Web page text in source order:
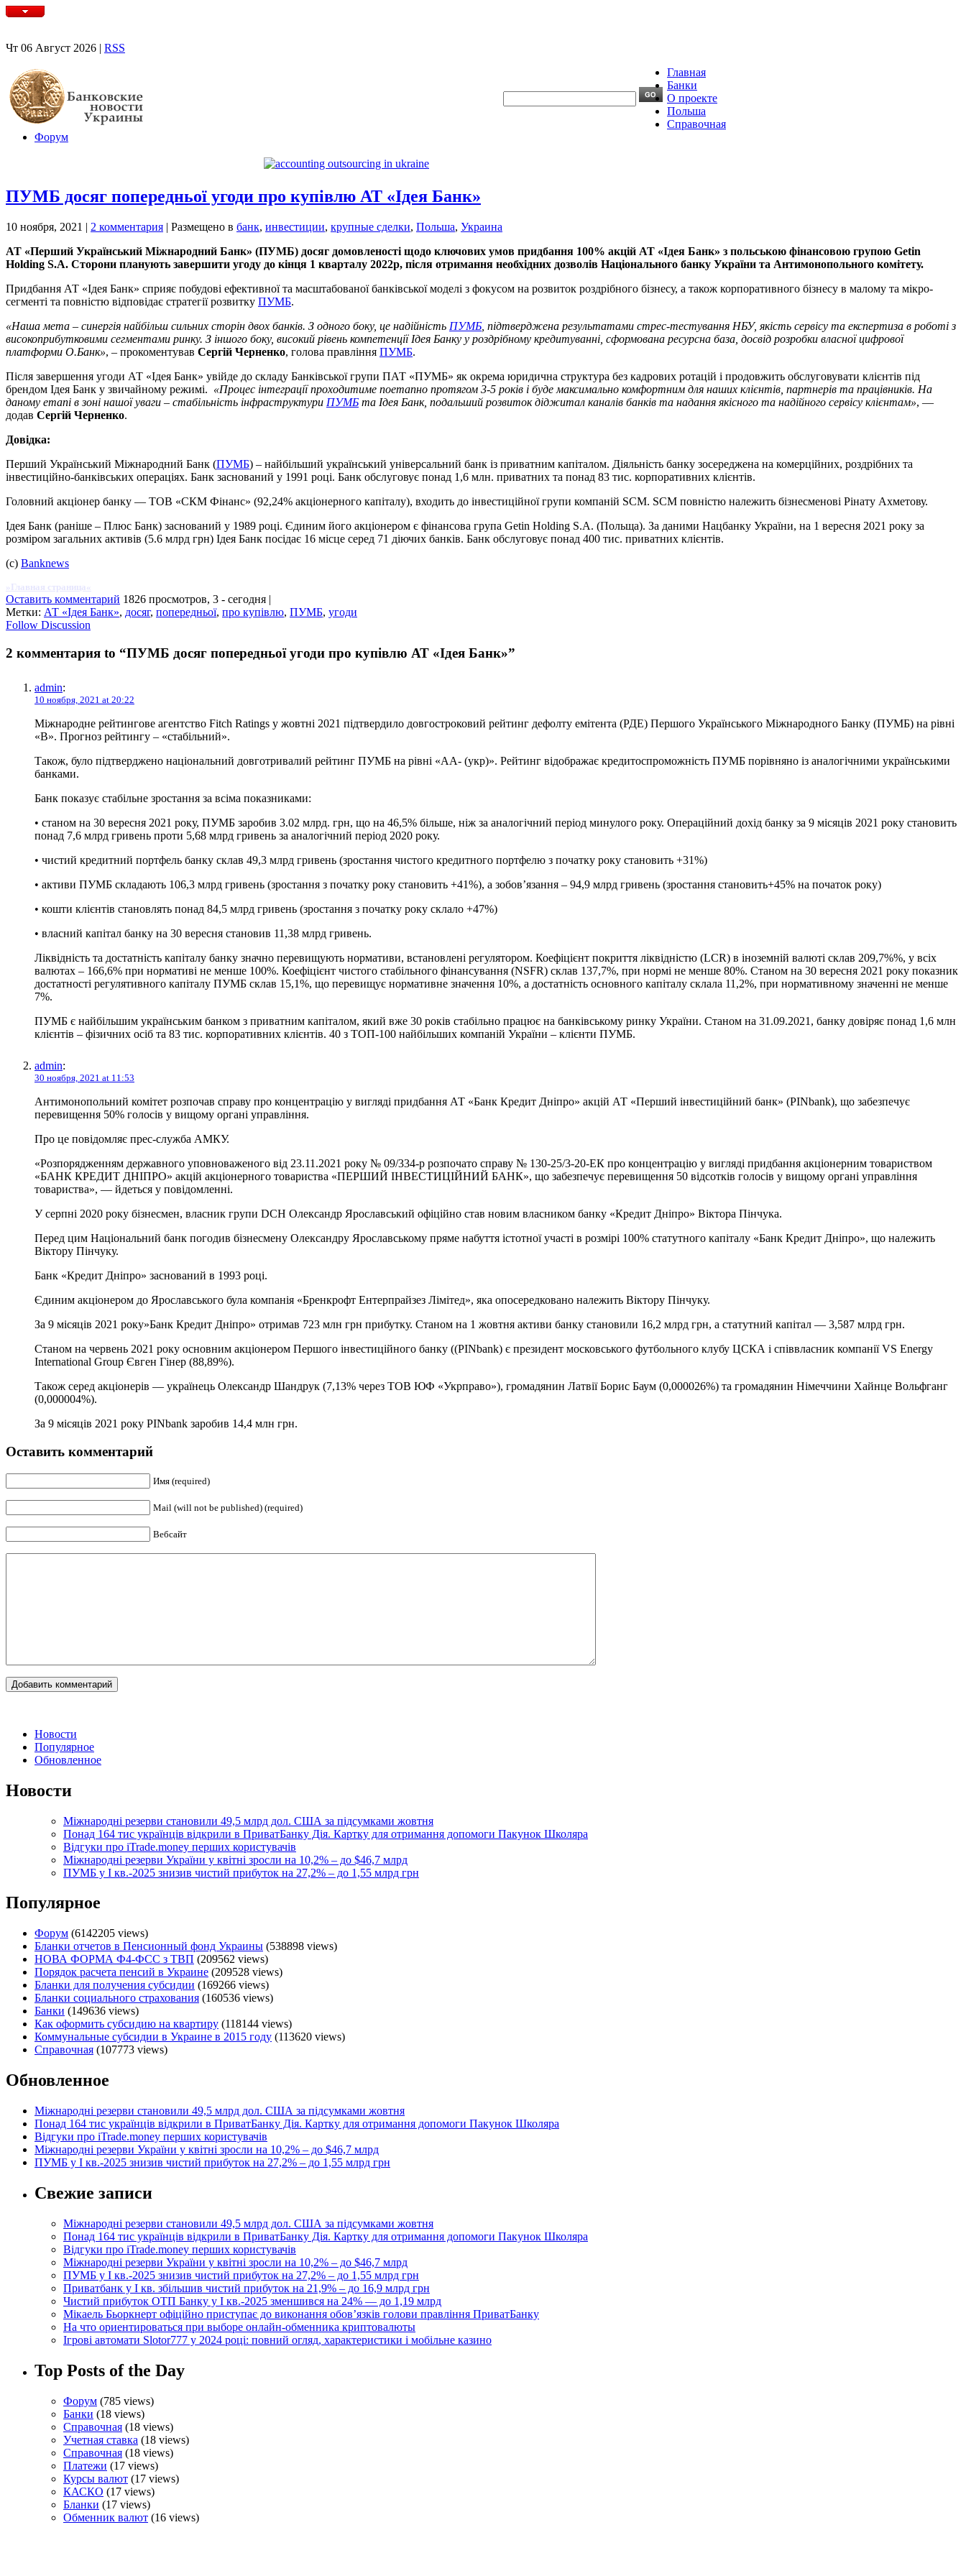
Чт 06 Август 2026 | RSS
Главная
Банки
О проекте
Польша
Справочная
Форум
ПУМБ досяг попередньої угоди про купівлю АТ «Ідея Банк»
10 ноября, 2021 | 2 комментария | Размещено в банк, инвестиции, крупные сделки, Польша, Украина
АТ «Перший Український Міжнародний Банк» (ПУМБ) досяг домовленості щодо ключових умов придбання 100% акцій АТ «Ідея Банк» з польською фінансовою групою Getin
Holding S.A. Сторони планують завершити угоду до кінця 1 кварталу 2022р, після отримання необхідних дозволів Національного банку України та Антимонопольного комітету.
Придбання АТ «Ідея Банк» сприяє побудові ефективної та масштабованої банківської моделі з фокусом на розвиток роздрібного бізнесу, а також корпоративного бізнесу в малому та мікро-
сегменті та повністю відповідає стратегії розвитку ПУМБ.
«Наша мета – синергія найбільш сильних сторін двох банків. З одного боку, це надійність ПУМБ , підтверджена результатами стрес-тестування НБУ, якість сервісу та експертиза в роботі з
високоприбутковими сегментами ринку. З іншого боку, високий рівень компетенції Ідея Банку у роздрібному кредитуванні, сформована ресурсна база, досвід розробки власної цифрової
платформи О.Банк», – прокоментував Сергій Черненко, голова правління ПУМБ.
Після завершення угоди АТ «Ідея Банк» увійде до складу Банківської групи ПАТ «ПУМБ» як окрема юридична структура без кадрових ротацій і продовжить обслуговувати клієнтів під
брендом Ідея Банк у звичайному режимі. «Процес інтеграції проходитиме поетапно протягом 3-5 років і буде максимально комфортним для наших клієнтів, партнерів та працівників. На
даному етапі в зоні нашої уваги – стабільність інфраструктури ПУМБ та Ідея Банк, подальший розвиток діджитал каналів банків та надання якісного та надійного сервісу клієнтам», —
додав Сергій Черненко.
Довідка:
Перший Український Міжнародний Банк (ПУМБ) – найбільший український універсальний банк із приватним капіталом. Діяльність банку зосереджена на комерційних, роздрібних та
інвестиційно-банківських операціях. Банк заснований у 1991 році. Банк обслуговує понад 1,6 млн. приватних та понад 83 тис. корпоративних клієнтів.
Головний акціонер банку — ТОВ «СКМ Фінанс» (92,24% акціонерного капіталу), входить до інвестиційної групи компаній SCM. SCM повністю належить бізнесменові Рінату Ахметову.
Ідея Банк (раніше – Плюс Банк) заснований у 1989 році. Єдиним його акціонером є фінансова група Getin Holding S.A. (Польща). За даними Нацбанку України, на 1 вересня 2021 року за
розміром загальних активів (5.6 млрд грн) Ідея Банк посідає 16 місце серед 71 діючих банків. Банк обслуговує понад 400 тис. приватних клієнтів.
(c) Banknews
»Главная страница«
Оставить комментарий 1826 просмотров, 3 - сегодня |
Метки: АТ «Ідея Банк», досяг, попередньої, про купівлю, ПУМБ, угоди
Follow Discussion
2 комментария to “ПУМБ досяг попередньої угоди про купівлю АТ «Ідея Банк»”
admin:
10 ноября, 2021 at 20:22
Міжнародне рейтингове агентство Fitch Ratings у жовтні 2021 підтвердило довгостроковий рейтинг дефолту емітента (РДЕ) Першого Українського Міжнародного Банку (ПУМБ) на рівні
«В». Прогноз рейтингу – «стабільний».
Також, було підтверджено національний довготривалий рейтинг ПУМБ на рівні «АА- (укр)». Рейтинг відображає кредитоспроможність ПУМБ порівняно із аналогічними українськими
банками.
Банк показує стабільне зростання за всіма показниками:
• станом на 30 вересня 2021 року, ПУМБ заробив 3.02 млрд. грн, що на 46,5% більше, ніж за аналогічний період минулого року. Операційний дохід банку за 9 місяців 2021 року становить
понад 7,6 млрд гривень проти 5,68 млрд гривень за аналогічний період 2020 року.
• чистий кредитний портфель банку склав 49,3 млрд гривень (зростання чистого кредитного портфелю з початку року становить +31%)
• активи ПУМБ складають 106,3 млрд гривень (зростання з початку року становить +41%), а зобов’язання – 94,9 млрд гривень (зростання становить+45% на початок року)
• кошти клієнтів становлять понад 84,5 млрд гривень (зростання з початку року склало +47%)
• власний капітал банку на 30 вересня становив 11,38 млрд гривень.
Ліквідність та достатність капіталу банку значно перевищують нормативи, встановлені регулятором. Коефіцієнт покриття ліквідністю (LCR) в іноземній валюті склав 209,7%%, у всіх
валютах – 166,6% при нормативі не менше 100%. Коефіцієнт чистого стабільного фінансування (NSFR) склав 137,7%, при нормі не менше 80%. Станом на 30 вересня 2021 року показник
достатності регулятивного капіталу ПУМБ склав 15,1%, що перевищує нормативне значення 10%, а достатність основного капіталу склала 11,2%, при нормативному значенні не менше
7%.
ПУМБ є найбільшим українським банком з приватним капіталом, який вже 30 років стабільно працює на банківському ринку України. Станом на 31.09.2021, банку довіряє понад 1,6 млн
клієнтів – фізичних осіб та 83 тис. корпоративних клієнтів. 40 з ТОП-100 найбільших компаній України – клієнти ПУМБ.
admin:
30 ноября, 2021 at 11:53
Антимонопольний комітет розпочав справу про концентрацію у вигляді придбання АТ «Банк Кредит Дніпро» акцій АТ «Перший інвестиційний банк» (PINbank), що забезпечує
перевищення 50% голосів у вищому органі управління.
Про це повідомляє прес-служба АМКУ.
«Розпорядженням державного уповноваженого від 23.11.2021 року № 09/334-р розпочато справу № 130-25/3-20-ЕК про концентрацію у вигляді придбання акціонерним товариством
«БАНК КРЕДИТ ДНІПРО» акцій акціонерного товариства «ПЕРШИЙ ІНВЕСТИЦІЙНИЙ БАНК», що забезпечує перевищення 50 відсотків голосів у вищому органі управління
товариства», — йдеться у повідомленні.
У серпні 2020 року бізнесмен, власник групи DCH Олександр Ярославський офіційно став новим власником банку «Кредит Дніпро» Віктора Пінчука.
Перед цим Національний банк погодив бізнесмену Олександру Ярославському пряме набуття істотної участі в розмірі 100% статутного капіталу «Банк Кредит Дніпро», що належить
Віктору Пінчуку.
Банк «Кредит Дніпро» заснований в 1993 році.
Єдиним акціонером до Ярославського була компанія «Бренкрофт Ентерпрайзез Лімітед», яка опосередковано належить Віктору Пінчуку.
За 9 місяців 2021 року»Банк Кредит Дніпро» отримав 723 млн грн прибутку. Станом на 1 жовтня активи банку становили 16,2 млрд грн, а статутний капітал — 3,587 млрд грн.
Станом на червень 2021 року основним акціонером Першого інвестиційного банку ((PINbank) є президент московського футбольного клубу ЦСКА і співвласник компанії VS Energy
International Group Євген Гінер (88,89%).
Також серед акціонерів — українець Олександр Шандрук (7,13% через ТОВ ЮФ «Укрправо»), громадянин Латвії Борис Баум (0,000026%) та громадянин Німеччини Хайнце Вольфганг
(0,000004%).
За 9 місяців 2021 року PINbank заробив 14,4 млн грн.
Оставить комментарий
Имя (required)
Mail (will not be published) (required)
Вебсайт
Новости
Популярное
Обновленное
Новости
Міжнародні резерви становили 49,5 млрд дол. США за підсумками жовтня
Понад 164 тис українців відкрили в ПриватБанку Дія. Картку для отримання допомоги Пакунок Школяра
Відгуки про iTrade.money перших користувачів
Міжнародні резерви України у квітні зросли на 10,2% – до $46,7 млрд
ПУМБ у I кв.-2025 знизив чистий прибуток на 27,2% – до 1,55 млрд грн
Популярное
Форум (6142205 views)
Бланки отчетов в Пенсионный фонд Украины (538898 views)
НОВА ФОРМА Ф4-ФСС з ТВП (209562 views)
Порядок расчета пенсий в Украине (209528 views)
Бланки для получения субсидии (169266 views)
Бланки социального страхования (160536 views)
Банки (149636 views)
Как оформить субсидию на квартиру (118144 views)
Коммунальные субсидии в Украине в 2015 году (113620 views)
Справочная (107773 views)
Обновленное
Міжнародні резерви становили 49,5 млрд дол. США за підсумками жовтня
Понад 164 тис українців відкрили в ПриватБанку Дія. Картку для отримання допомоги Пакунок Школяра
Відгуки про iTrade.money перших користувачів
Міжнародні резерви України у квітні зросли на 10,2% – до $46,7 млрд
ПУМБ у I кв.-2025 знизив чистий прибуток на 27,2% – до 1,55 млрд грн
Свежие записи
Міжнародні резерви становили 49,5 млрд дол. США за підсумками жовтня
Понад 164 тис українців відкрили в ПриватБанку Дія. Картку для отримання допомоги Пакунок Школяра
Відгуки про iTrade.money перших користувачів
Міжнародні резерви України у квітні зросли на 10,2% – до $46,7 млрд
ПУМБ у I кв.-2025 знизив чистий прибуток на 27,2% – до 1,55 млрд грн
Приватбанк у І кв. збільшив чистий прибуток на 21,9% – до 16,9 млрд грн
Чистий прибуток ОТП Банку у І кв.-2025 зменшився на 24% — до 1,19 млрд
Мікаель Бьоркнерт офіційно приступає до виконання обовʼязків голови правління ПриватБанку
На что ориентироваться при выборе онлайн-обменника криптовалюты
Ігрові автомати Slotor777 у 2024 році: повний огляд, характеристики і мобільне казино
Top Posts of the Day
Форум (785 views)
Банки (18 views)
Справочная (18 views)
Учетная ставка (18 views)
Справочная (18 views)
Платежи (17 views)
Курсы валют (17 views)
КАСКО (17 views)
Бланки (17 views)
Обменник валют (16 views)